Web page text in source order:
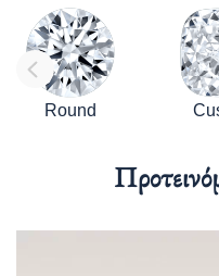
Round